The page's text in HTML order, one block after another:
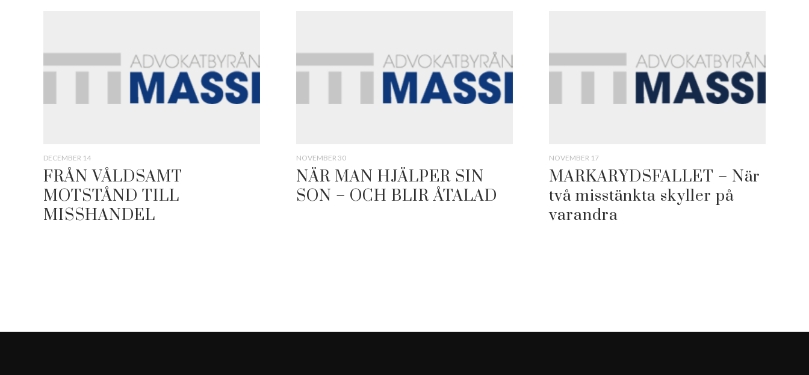
DECEMBER 14
FRÅN VÅLDSAMT
MOTSTÅND TILL
MISSHANDEL
NOVEMBER 30
NÄR MAN HJÄLPER SIN
SON – OCH BLIR ÅTALAD
NOVEMBER 17
MARKARYDSFALLET – När
två misstänkta skyller på
varandra